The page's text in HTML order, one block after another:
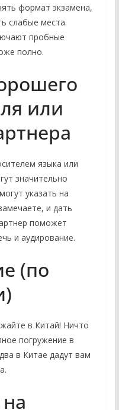
формат экзамена,
слабые места.
пробные
полно.
или
языка или
значительно
указать на
и дать
поможет
и аудирование.
(по
в Китай! Ничто
погружение в
в Китае дадут вам